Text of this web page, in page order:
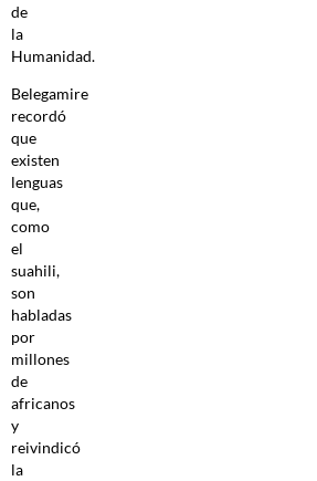
de
la
Humanidad.
Belegamire
recordó
que
existen
lenguas
que,
como
el
suahili,
son
habladas
por
millones
de
africanos
y
reivindicó
la